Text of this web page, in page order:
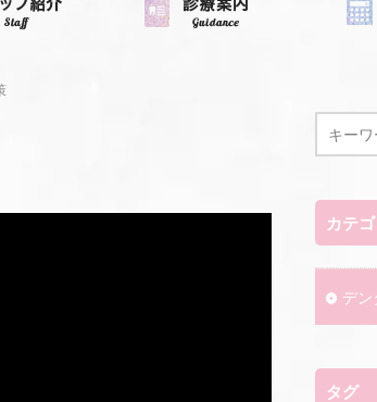
カテ
デン
タグ